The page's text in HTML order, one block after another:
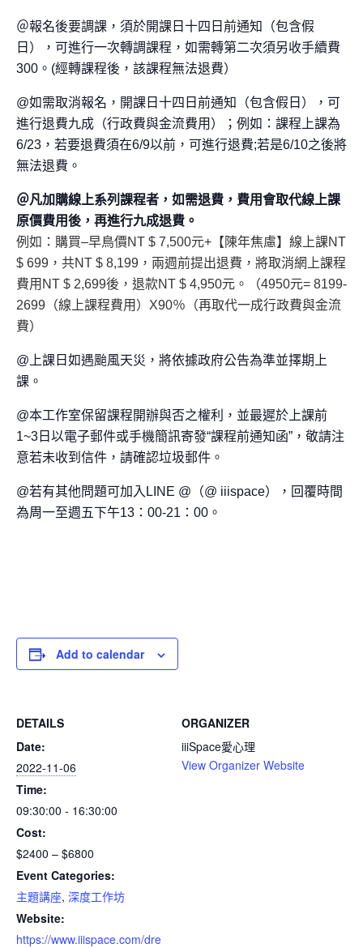
＠報名後要調課，須於開課日十四日前通知（包含假
日），可進行一次轉調課程，如需轉第二次須另收手續費
300。(經轉課程後，該課程無法退費）
@如需取消報名，開課日十四日前通知（包含假日），可
進行退費九成（行政費與金流費用）；例如：課程上課為
6/23，若要退費須在6/9以前，可進行退費;若是6/10之後將
無法退費。
＠凡加購線上系列課程者，如需退費， 費用會取代線上課
原價費用後，再進行九成退費。
例如：購買–早鳥價NT $ 7,500元+【陳年焦慮】線上課NT
$ 699，共NT $ 8,199，兩週前提出退費，將取消網上課程
費用NT $ 2,699後，退款NT $ 4,950元。（4950元= 8199-
2699（線上課程費用）X90％（再取代一成行政費與金流
費）
@上課日如遇颱風天災，將依據政府公告為準並擇期上
課。
@本工作室保留課程開辦與否之權利，並最遲於上課前
1~3日以電子郵件或手機簡訊寄發“課程前通知函”，敬請注
意若未收到信件，請確認垃圾郵件。
@若有其他問題可加入LINE @（@ iiispace），回覆時間
為周一至週五下午13：00-21：00。
Add to calendar
DETAILS
Date:
2022-11-06
Time:
09:30:00 - 16:30:00
Cost:
$2400 – $6800
Event Categories:
主題講座, 深度工作坊
Website:
https://www.iiispace.com/dre
ORGANIZER
iiiSpace愛心理
View Organizer Website